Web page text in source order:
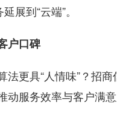
展到“云端”。
户口碑
更具“人情味”？招商
服务效率与客户满意